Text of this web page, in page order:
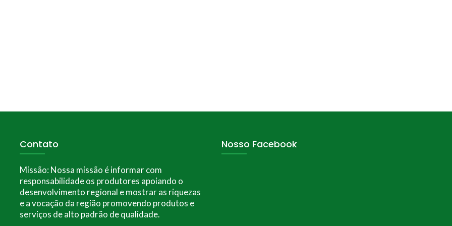
Contato
Missão:Nossa missão é informar com
responsabilidade os produtores apoiando o
desenvolvimento regional e mostrar as riquezas
e a vocação da região promovendo produtos e
serviços de alto padrão de qualidade.
Nosso Facebook